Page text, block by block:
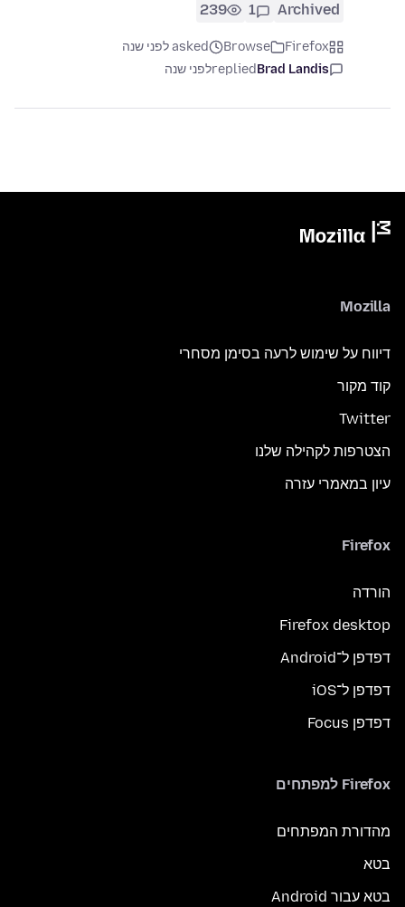
Archived
1
239
Firefox
Browse
asked לפני שנה
Brad Landis
repliedלפני שנה
Mozilla
דיווח על שימוש לרעה בסימן מסחרי
קוד מקור
Twitter
הצטרפות לקהילה שלנו
עיון במאמרי עזרה
Firefox
הורדה
Firefox desktop
דפדפן ל־Android
דפדפן ל־iOS
דפדפן Focus
Firefox למפתחים
מהדורת המפתחים
בטא
בטא עבור Android